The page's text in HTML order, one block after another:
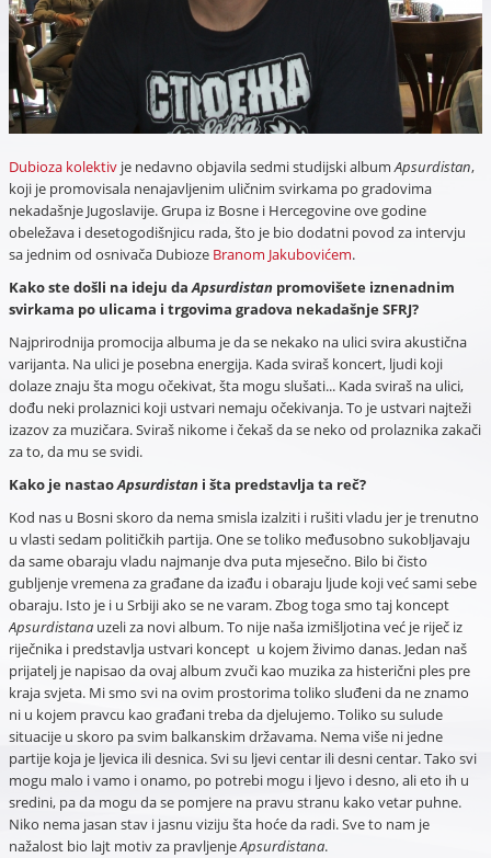
Dubioza kolektivje nedavno objavila sedmi studijski albumApsurdistan,
koji je promovisala nenajavljenim uličnim svirkama po gradovima
nekadašnje Jugoslavije. Grupa iz Bosne i Hercegovine ove godine
obeležava i desetogodišnjicu rada, što je bio dodatni povod za intervju
sa jednim od osnivača Dubioze Branom Jakubovićem.
Kako ste došli na ideju daApsurdistanpromovišete iznenadnim
svirkama po ulicama i trgovima gradova nekadašnje SFRJ?
Najprirodnija promocija albuma je da se nekako na ulici svira akustična
varijanta. Na ulici je posebna energija. Kada sviraš koncert, ljudi koji
dolaze znaju šta mogu očekivat, šta mogu slušati... Kada sviraš na ulici,
dođu neki prolaznici koji ustvari nemaju očekivanja. To je ustvari najteži
izazov za muzičara. Sviraš nikome i čekaš da se neko od prolaznika zakači
za to, da mu se svidi.
Kako je nastaoApsurdistani šta predstavlja ta reč?
Kod nas u Bosni skoro da nema smisla izalziti i rušiti vladu jer je trenutno
u vlasti sedam političkih partija. One se toliko međusobno sukobljavaju
da same obaraju vladu najmanje dva puta mjesečno. Bilo bi čisto
gubljenje vremena za građane da izađu i obaraju ljude koji već sami sebe
obaraju. Isto je i u Srbiji ako se ne varam. Zbog toga smo taj koncept
Apsurdistanauzeli za novi album. To nije naša izmišljotina već je riječ iz
riječnika i predstavlja ustvari koncept u kojem živimo danas. Jedan naš
prijatelj je napisao da ovaj album zvuči kao muzika za histerični ples pre
kraja svjeta. Mi smo svi na ovim prostorima toliko sluđeni da ne znamo
ni u kojem pravcu kao građani treba da djelujemo. Toliko su sulude
situacije u skoro pa svim balkanskim državama. Nema više ni jedne
partije koja je ljevica ili desnica. Svi su ljevi centar ili desni centar. Tako svi
mogu malo i vamo i onamo, po potrebi mogu i ljevo i desno, ali eto ih u
sredini, pa da mogu da se pomjere na pravu stranu kako vetar puhne.
Niko nema jasan stav i jasnu viziju šta hoće da radi. Sve to nam je
nažalost bio lajt motiv za pravljenjeApsurdistana.